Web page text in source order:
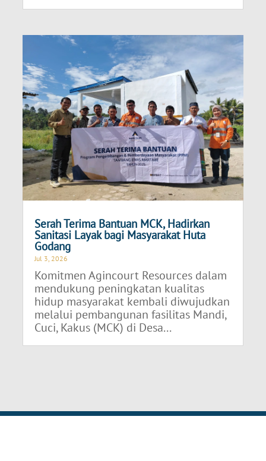
Serah Terima Bantuan MCK, Hadirkan
Sanitasi Layak bagi Masyarakat Huta
Godang
Jul 3, 2026
Komitmen Agincourt Resources dalam
mendukung peningkatan kualitas
hidup masyarakat kembali diwujudkan
melalui pembangunan fasilitas Mandi,
Cuci, Kakus (MCK) di Desa...